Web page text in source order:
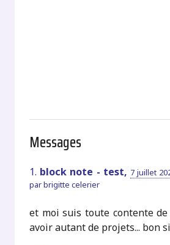
Messages
1. block note - test, 7 juillet
parbrigitte celerier
et moi suis toute contente
avoir autant de projets... bon